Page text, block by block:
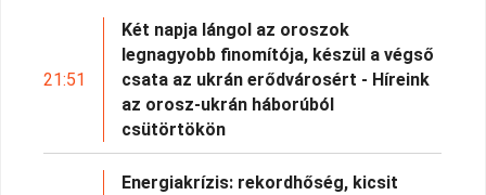
21:51
Két napja lángol az oroszok
legnagyobb finomítója, készül a végső
csata az ukrán erődvárosért - Híreink
az orosz-ukrán háborúból
csütörtökön
Energiakrízis: rekordhőség, kicsit